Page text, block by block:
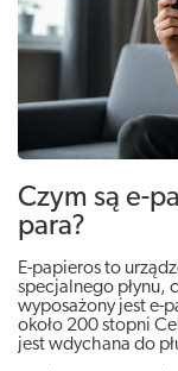
Czym są e-
para?
E-papieros to
specjalnego płynu,
wyposażony jest e-
około 200 stopni
jest wdychana do